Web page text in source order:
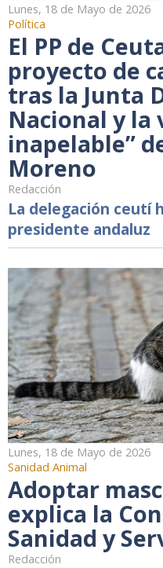
Lunes, 18 de Mayo de 2026
Política
El PP de
proyecto de
tras la Junta
Nacional y la
inapelable”
Moreno
Redacción
La delegación ceutí
presidente andaluz
Lunes, 18 de Mayo de 2026
Sanidad Animal
Adoptar
explica la
Sanidad y
Redacción